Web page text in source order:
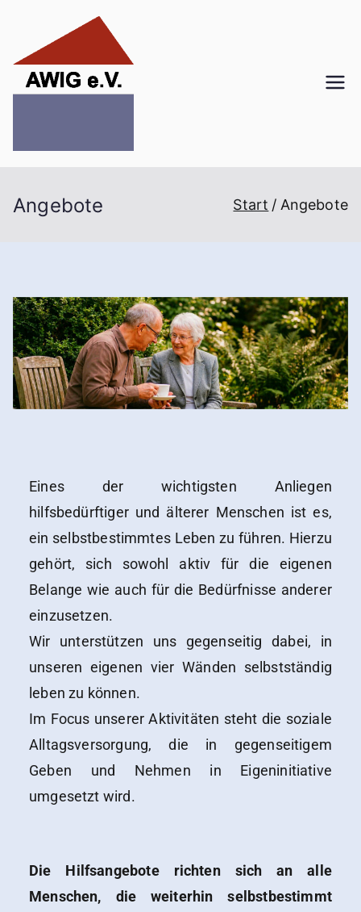
Angebote Start Angebote
Eines der wichtigsten Anliegen
hilfsbedürftiger und älterer Menschen ist es,
ein selbstbestimmtes Leben zu führen. Hierzu
gehört, sich sowohl aktiv für die eigenen
Belange wie auch für die Bedürfnisse anderer
einzusetzen.
Wir unterstützen uns gegenseitig dabei, in
unseren eigenen vier Wänden selbstständig
leben zu können.
Im Focus unserer Aktivitäten steht die soziale
Alltagsversorgung, die in gegenseitigem
Geben und Nehmen in Eigeninitiative
umgesetzt wird.
Die Hilfsangebote richten sich an alle
Menschen, die weiterhin selbstbestimmt